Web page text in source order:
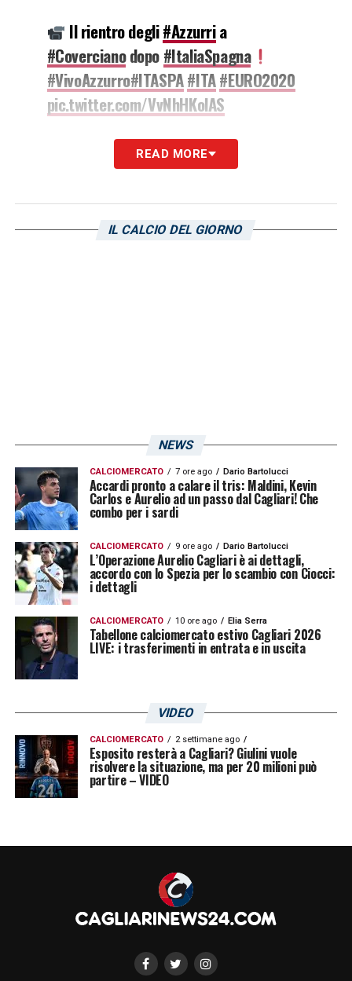
Il rientro degli#Azzurria
#Covercianodopo#ItaliaSpagna
#VivoAzzurro#ITASPA#ITA#EURO2020
pic.twitter.com/VvNhHKolAS
— Nazionale Italiana
(@Vivo_Azzurro)July 7, 2021
LA PLAYLIST DELLE NOSTRE TOP NEWS
READ MORE
IL CALCIO DEL GIORNO
NEWS
CALCIOMERCATO 7 ore ago Dario Bartolucci
Accardi pronto a calare il tris: Maldini, Kevin
Carlos e Aurelio ad un passo dal Cagliari! Che
combo per i sardi
CALCIOMERCATO 9 ore ago Dario Bartolucci
L’Operazione Aurelio Cagliari è ai dettagli,
accordo con lo Spezia per lo scambio con Ciocci:
i dettagli
CALCIOMERCATO 10 ore ago Elia Serra
Tabellone calciomercato estivo Cagliari 2026
LIVE: i trasferimenti in entrata e in uscita
VIDEO
CALCIOMERCATO 2 settimane ago
Esposito resterà a Cagliari? Giulini vuole
risolvere la situazione, ma per 20 milioni può
partire – VIDEO